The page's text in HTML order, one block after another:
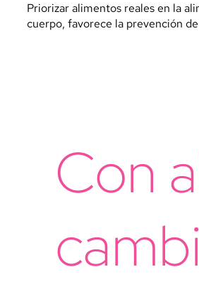
Priorizar alimentos reales en la
cuerpo, favorece la prevención
Con